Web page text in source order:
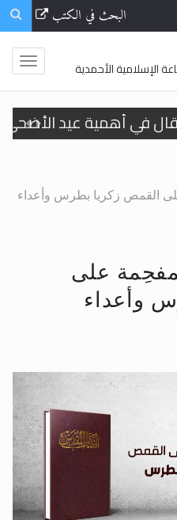
البحث في الكتب
الإسلامية الأحمدية
في أهمية عيد
الجماعة >> المزيد
وتعرّف على حقيقة
حِكم، وأهداف >> المزيد
في أهمية عيد
على القمص زكريا بطرس وأعداء
على
وأعداء